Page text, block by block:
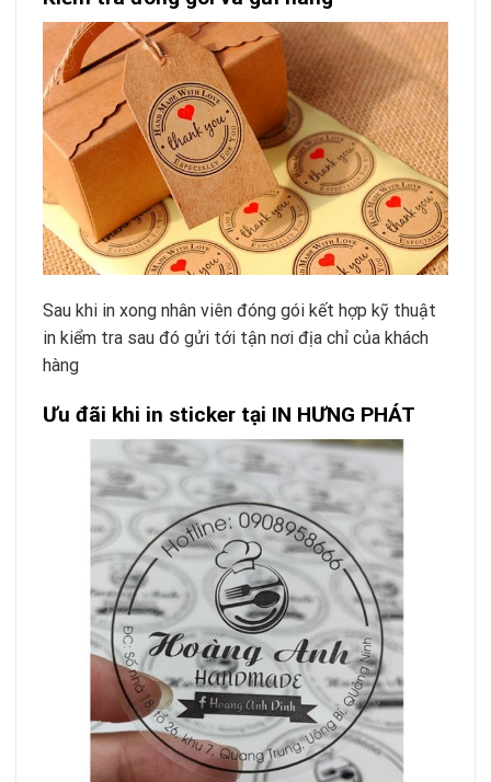
Sau khi in xong nhân viên đóng gói kết hợp kỹ thuật
in kiểm tra sau đó gửi tới tận nơi địa chỉ của khách
hàng
Ưu đãi khi in sticker tại IN HƯNG PHÁT